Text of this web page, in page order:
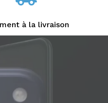
à la livraison